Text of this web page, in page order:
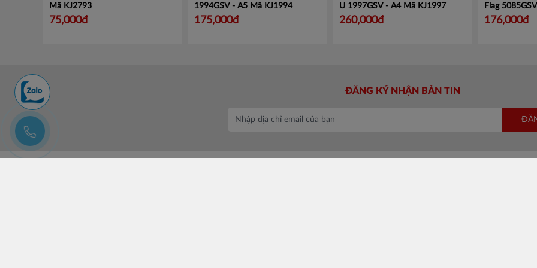
Mã KJ2793
75,000đ
1994GSV - A5 Mã KJ1994
175,000đ
U 1997GSV - A4 Mã KJ1997
260,000đ
Flag
176,000đ
ĐĂNG KÝ NHẬN BẢN TIN